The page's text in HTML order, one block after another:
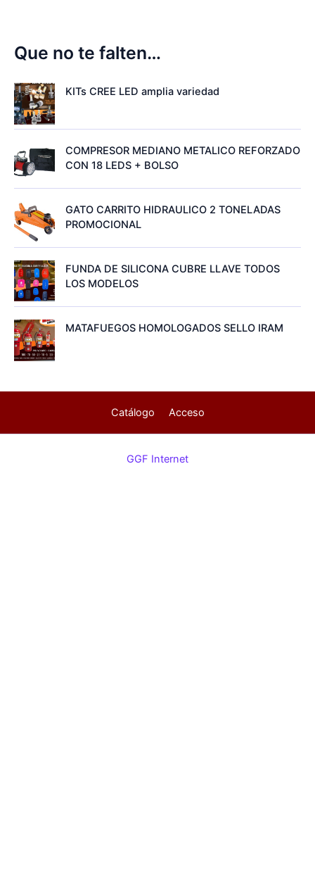
Que no te falten…
KITs CREE LED amplia variedad
COMPRESOR MEDIANO METALICO REFORZADO
CON 18 LEDS + BOLSO
GATO CARRITO HIDRAULICO 2 TONELADAS
PROMOCIONAL
FUNDA DE SILICONA CUBRE LLAVE TODOS
LOS MODELOS
MATAFUEGOS HOMOLOGADOS SELLO IRAM
Catálogo Acceso
GGF Internet